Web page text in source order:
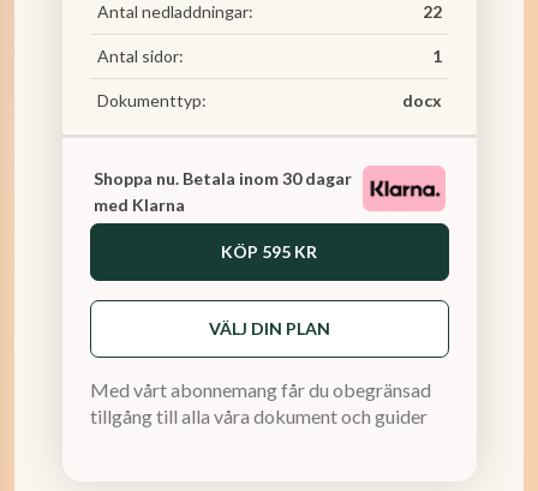
Antal nedladdningar: 22
Antal sidor: 1
Dokumenttyp: docx
Shoppa nu. Betala inom 30 dagar
med Klarna
KÖP 595 KR
VÄLJ DIN PLAN
Med vårt abonnemang får du obegränsad
tillgång till alla våra dokument och guider